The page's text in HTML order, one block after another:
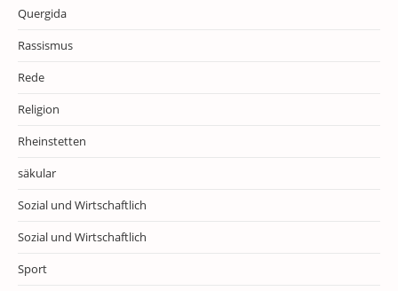
Quergida
Rassismus
Rede
Religion
Rheinstetten
säkular
Sozial und Wirtschaftlich
Sozial und Wirtschaftlich
Sport